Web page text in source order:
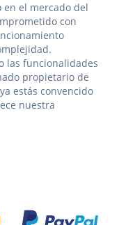
en el mercado del
con
las funcionalidades
propietario de
estás convencido
nuestra